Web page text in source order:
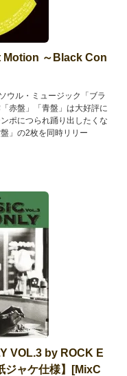
Motion ～Black Con
ウル・ミュージック「ブラ
赤盤」「青盤」は大好評に
ポにつられ踊り出したくな
」の2枚を同時リリー
VOL.3 by ROCK E
ジャケ仕様】[MixC